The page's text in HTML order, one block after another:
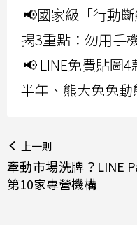
📢國家級「行動
揭3重點：勿用手
📢 LINE免費貼圖
半年、熊大兔兔動
上一則
牽動市場洗牌？LINE
第10家專營機構